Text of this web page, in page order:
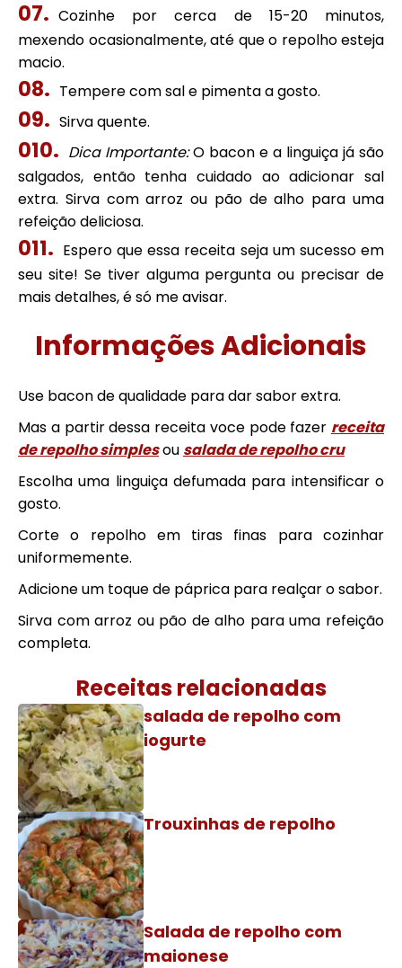
Cozinhe por cerca de 15-20 minutos,
mexendo ocasionalmente, até que o repolho esteja
macio.
Tempere com sal e pimenta a gosto.
Sirva quente.
Dica Importante:O bacon e a linguiça já são
salgados, então tenha cuidado ao adicionar sal
extra. Sirva com arroz ou pão de alho para uma
refeição deliciosa.
Espero que essa receita seja um sucesso em
seu site! Se tiver alguma pergunta ou precisar de
mais detalhes, é só me avisar.
Informações Adicionais
Use bacon de qualidade para dar sabor extra.
Mas a partir dessa receita voce pode fazer receita
de repolho simplesou salada de repolho cru
Escolha uma linguiça defumada para intensificar o
gosto.
Corte o repolho em tiras finas para cozinhar
uniformemente.
Adicione um toque de páprica para realçar o sabor.
Sirva com arroz ou pão de alho para uma refeição
completa.
Receitas relacionadas
salada de repolho com
iogurte
Trouxinhas de repolho
Salada de repolho com
maionese